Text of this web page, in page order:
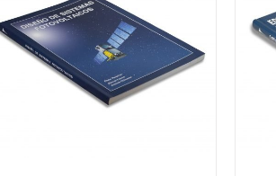
AÑADIR AL CARRITO
DETALLES